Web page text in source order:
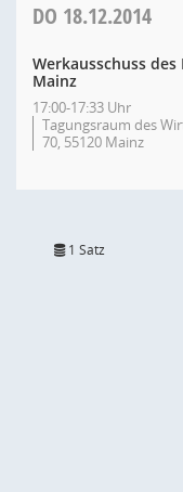
DO 18.12.2014
Werkausschuss
Mainz
17:00-17:33 Uhr
Tagungsraum des
70, 55120 Mainz
1 Satz